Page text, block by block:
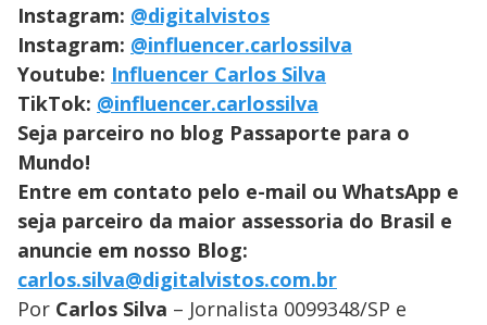
Instagram: @digitalvistos
Instagram: @influencer.carlossilva
Youtube: Influencer Carlos Silva
TikTok: @influencer.carlossilva
Seja parceiro no blog Passaporte para o
Mundo!
Entre em contato pelo e-mail ou WhatsApp e
seja parceiro da maior assessoria do Brasil e
anuncie em nosso Blog:
carlos.silva@digitalvistos.com.br
Por Carlos Silva – Jornalista 0099348/SP e